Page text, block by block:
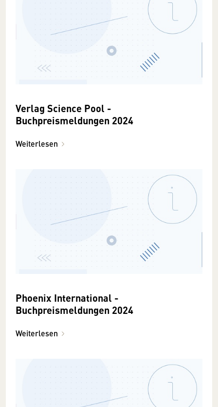
Verlag Science Pool -
Buchpreismeldungen 2024
Weiterlesen
Phoenix International -
Buchpreismeldungen 2024
Weiterlesen